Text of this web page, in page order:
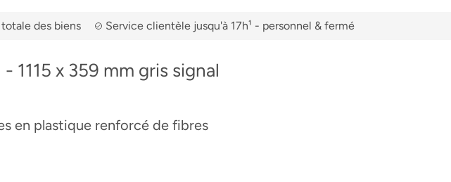
des biens Service clientèle jusqu'à 17h¹ - personnel & fermé
1115 x 359 mm gris signal
en plastique renforcé de fibres